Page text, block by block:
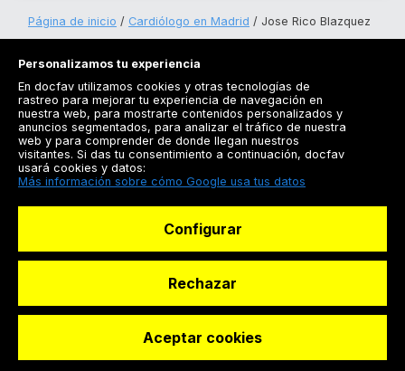
Solicitar reserva
Página de inicio Cardiólogo en Madrid Jose Rico Blazquez
Registrarse
Docfav
© Dashboard Technologies S.L
Personalizamos tu experiencia
En docfav utilizamos cookies y otras tecnologías de
rastreo para mejorar tu experiencia de navegación en
nuestra web, para mostrarte contenidos personalizados y
anuncios segmentados, para analizar el tráfico de nuestra
web y para comprender de donde llegan nuestros
visitantes. Si das tu consentimiento a continuación, docfav
usará cookies y datos:
Más información sobre cómo Google usa tus datos
Configurar
Rechazar
Aceptar cookies